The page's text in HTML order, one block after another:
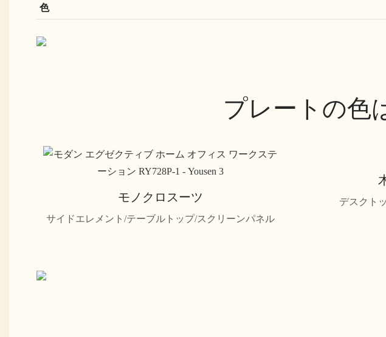
色
プレートの色
モノクロスーツ
サイドエレメント/テーブルトップ/スクリーンパネル
デスクト